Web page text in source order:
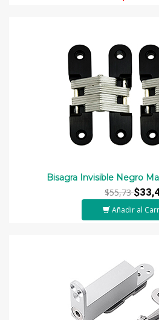
Bisagra Invisible Negro
$55,73
Añadir al